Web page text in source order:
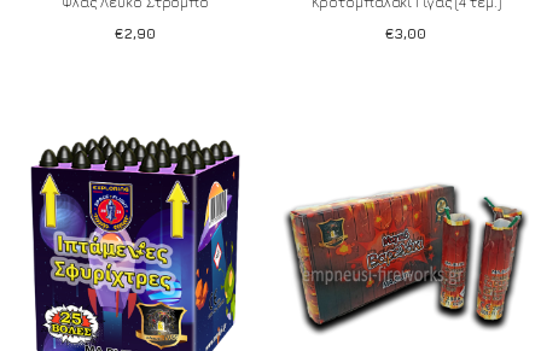
€2,90
Add to wishlist
€3,00
Add to wishlist